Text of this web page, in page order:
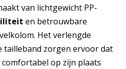
van lichtgewicht PP-
en betrouwbare
Het verlengde
tailleband zorgen ervoor dat
op zijn plaats